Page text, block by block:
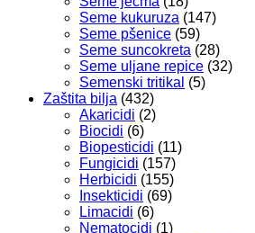
Seme kukuruza (147)
Seme pšenice (59)
Seme suncokreta (28)
Seme uljane repice (32)
Semenski tritikal (5)
Zaštita bilja (432)
Akaricidi (2)
Biocidi (6)
Biopesticidi (11)
Fungicidi (157)
Herbicidi (155)
Insekticidi (69)
Limacidi (6)
Nematocidi (1)